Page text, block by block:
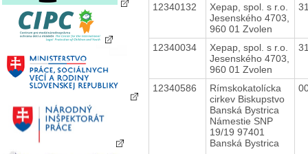
12340132
Xepap, spol. s r.o.
Jesenského 4703,
960 01 Zvolen
12340034
Xepap, spol. s r.o.
Jesenského 4703,
960 01 Zvolen
12340586
Rímskokatolícka
cirkev Biskupstvo
Banská Bystrica
Námestie SNP
19/19 97401
Banská Bystrica